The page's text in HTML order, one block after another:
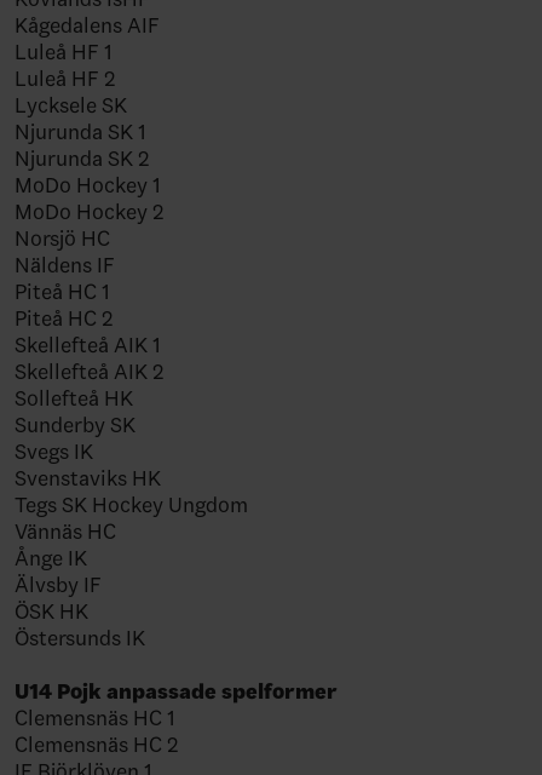
Kågedalens AIF
Luleå HF 1
Luleå HF 2
Lycksele SK
Njurunda SK 1
Njurunda SK 2
MoDo Hockey 1
MoDo Hockey 2
Norsjö HC
Näldens IF
Piteå HC 1
Piteå HC 2
Skellefteå AIK 1
Skellefteå AIK 2
Sollefteå HK
Sunderby SK
Svegs IK
Svenstaviks HK
Tegs SK Hockey Ungdom
Vännäs HC
Ånge IK
Älvsby IF
ÖSK HK
Östersunds IK
U14 Pojk anpassade spelformer
Clemensnäs HC 1
Clemensnäs HC 2